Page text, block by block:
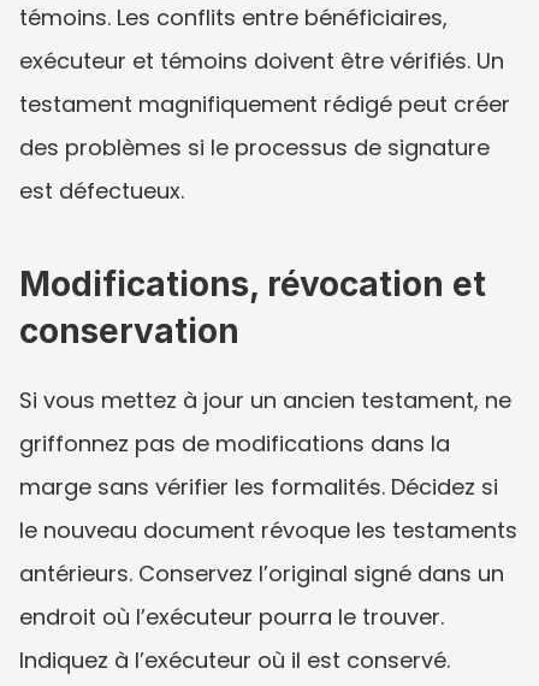
témoins. Les conflits entre bénéficiaires,
exécuteur et témoins doivent être vérifiés. Un
testament magnifiquement rédigé peut créer
des problèmes si le processus de signature
est défectueux.
Modifications, révocation et
conservation
Si vous mettez à jour un ancien testament, ne
griffonnez pas de modifications dans la
marge sans vérifier les formalités. Décidez si
le nouveau document révoque les testaments
antérieurs. Conservez l’original signé dans un
endroit où l’exécuteur pourra le trouver.
Indiquez à l’exécuteur où il est conservé.